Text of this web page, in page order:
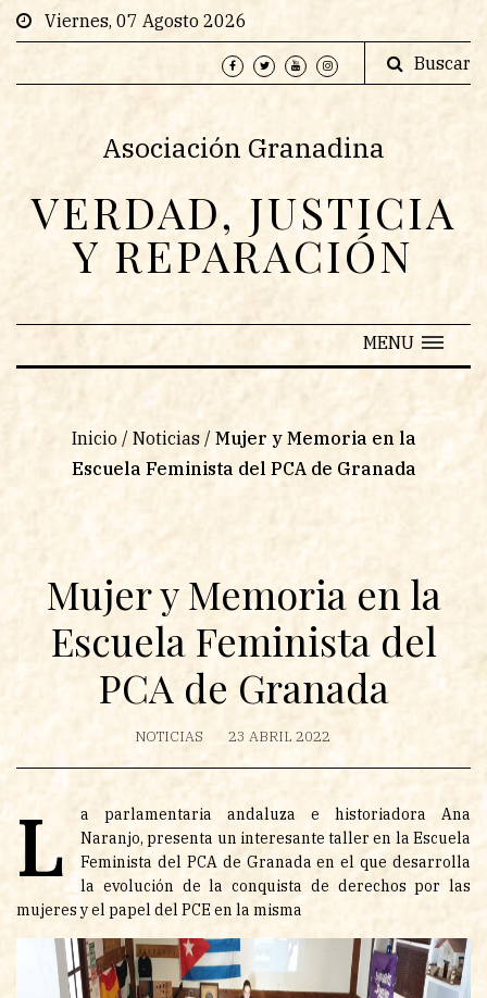
Viernes, 07 Agosto 2026
Buscar
Asociación Granadina
VERDAD, JUSTICIA
Y REPARACIÓN
MENU
Inicio / Noticias / Mujer y Memoria en la
Escuela Feminista del PCA de Granada
Mujer y Memoria en la
Escuela Feminista del
PCA de Granada
NOTICIAS 23 ABRIL 2022
L
a parlamentaria andaluza e historiadora Ana
Naranjo, presenta un interesante taller en la Escuela
Feminista del PCA de Granada en el que desarrolla
la evolución de la conquista de derechos por las
mujeres y el papel del PCE en la misma